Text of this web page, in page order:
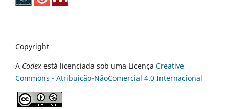
Copyright
A Codex está licenciada sob uma Licença Creative
Commons - Atribuição-NãoComercial 4.0 Internacional